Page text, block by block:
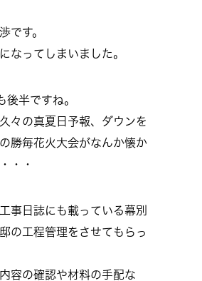
です。
なってしまいました。
後半ですね。
々の真夏日予報、ダウンを
勝毎花火大会がなんか懐か
・・
事日誌にも載っている幕別
の工程管理をさせてもらっ
容の確認や材料の手配な